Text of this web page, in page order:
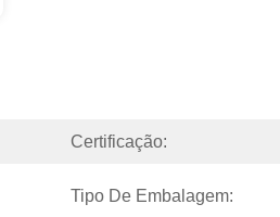
Certificação:
Tipo De Embalagem: